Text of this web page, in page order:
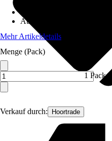
Verkauf durch: Hoortrade
Ausführung
Mehr Artikeldetails
Menge (Pack)
1 Pack